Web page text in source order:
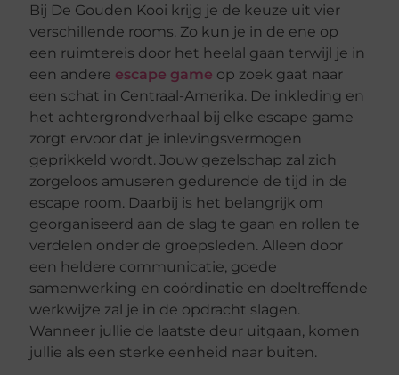
Bij De Gouden Kooi krijg je de keuze uit vier
verschillende rooms. Zo kun je in de ene op
een ruimtereis door het heelal gaan terwijl je in
een andere escape game op zoek gaat naar
een schat in Centraal-Amerika. De inkleding en
het achtergrondverhaal bij elke escape game
zorgt ervoor dat je inlevingsvermogen
geprikkeld wordt. Jouw gezelschap zal zich
zorgeloos amuseren gedurende de tijd in de
escape room. Daarbij is het belangrijk om
georganiseerd aan de slag te gaan en rollen te
verdelen onder de groepsleden. Alleen door
een heldere communicatie, goede
samenwerking en coördinatie en doeltreffende
werkwijze zal je in de opdracht slagen.
Wanneer jullie de laatste deur uitgaan, komen
jullie als een sterke eenheid naar buiten.